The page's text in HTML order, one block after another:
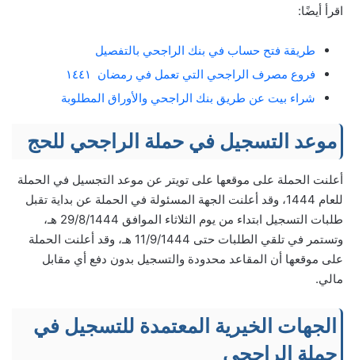
اقرأ أيضًا:
طريقة فتح حساب في بنك الراجحي بالتفصيل
فروع مصرف الراجحي التي تعمل في رمضان ١٤٤١
شراء بيت عن طريق بنك الراجحي والأوراق المطلوبة
موعد التسجيل في حملة الراجحي للحج
أعلنت الحملة على موقعها على تويتر عن موعد التجسيل في الحملة
للعام 1444، وقد أعلنت الجهة المسئولة في الحملة عن بداية تقبل
طلبات التسجيل ابتداء من يوم الثلاثاء الموافق 29/8/1444 هـ،
وتستمر في تلقي الطلبات حتى 11/9/1444 هـ، وقد أعلنت الحملة
على موقعها أن المقاعد محدودة والتسجيل بدون دفع أي مقابل
مالي.
الجهات الخيرية المعتمدة للتسجيل في
حملة الراجحي